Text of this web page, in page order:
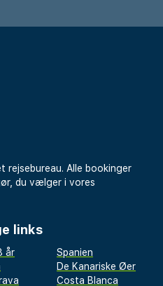
rejsebureau. Alle bookinger
du vælger i vores
links
år
Spanien
De Kanariske Øer
Costa Blanca